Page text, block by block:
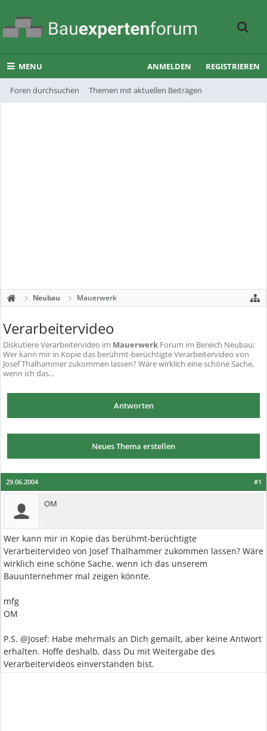
MENU
Foren durchsuchen Themen mit aktuellen Beiträgen
ANMELDEN REGISTRIEREN
Neubau Mauerwerk
Verarbeitervideo
DiskutiereVerarbeitervideo im Mauerwerk Forum im Bereich Neubau;
Wer kann mir in Kopie das berühmt-berüchtigte Verarbeitervideo von
Josef Thalhammer zukommen lassen? Wäre wirklich eine schöne Sache,
wenn ich das...
Antworten
Neues Thema erstellen
#1
29.06.2004
OM
Wer kann mir in Kopie das berühmt-berüchtigte
Verarbeitervideo von Josef Thalhammer zukommen lassen? Wäre
wirklich eine schöne Sache, wenn ich das unserem
Bauunternehmer mal zeigen könnte.
mfg
OM
P.S. @Josef: Habe mehrmals an Dich gemailt, aber keine Antwort
erhalten. Hoffe deshalb, dass Du mit Weitergabe des
Verarbeitervideos einverstanden bist.